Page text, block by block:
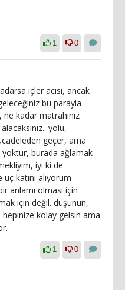
1 0
içler acısı, ancak
bu parayla
kadar matrahınız
yolu,
geçer, ama
burada ağlamak
iyi ki de
katını alıyorum
anlamı olması için
için değil. düşünün,
kolay gelsin ama
1 0